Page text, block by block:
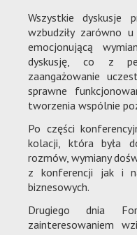
Wszystkie dyskusje
wzbudziły zarówno
emocjonującą
dyskusję, co z
zaangażowanie
sprawne
tworzenia wspólnie
Po części
kolacji, która była
rozmów, wymiany
z konferencji jak i
biznesowych.
Drugiego dnia
zainteresowaniem